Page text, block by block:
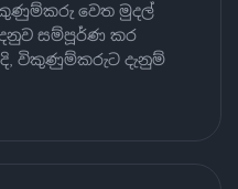
වෙත මුදල්
සම්පූර්ණ කර
ලදි, විකුණුම්කරුට දැනුම්